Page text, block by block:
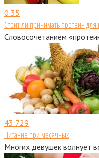
0 35
Стоит ли принимать протеин для
Словосочетанием
43 729
Питание при месячных
Многих девушек волнует